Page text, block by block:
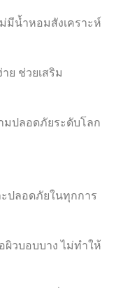
ม่มีน้ำหอมสังเคราะห์
ย ช่วยเสริม
มปลอดภัยระดับโลก
ปลอดภัยในทุกการ
ผิวบอบบาง ไม่ทำให้